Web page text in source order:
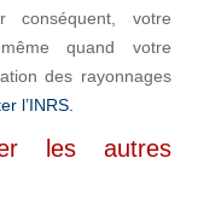
conséquent, votre
quand votre
des rayonnages
l’INRS.
les autres